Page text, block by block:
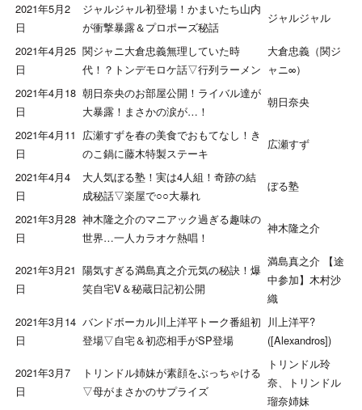
2021年5月2
日
ジャルジャル初登場！かまいたち山内
が衝撃暴露＆プロポーズ秘話
ジャルジャル
2021年4月25
日
関ジャニ大倉忠義無理していた時
代！？トンデモロケ話▽行列ラーメン
大倉忠義（関ジ
ャニ∞）
2021年4月18
日
朝日奈央のお部屋公開！ライバル達が
大暴露！まさかの涙が…！
朝日奈央
2021年4月11
日
広瀬すずを春の美食でおもてなし！き
のこ鍋に藤木特製ステーキ
広瀬すず
2021年4月4
日
大人気ぼる塾！実は4人組！奇跡の結
成秘話▽楽屋で○○大暴れ
ぼる塾
2021年3月28
日
神木隆之介のマニアック過ぎる趣味の
世界…一人カラオケ熱唱！
神木隆之介
2021年3月21
日
陽気すぎる満島真之介元気の秘訣！爆
笑自宅V＆秘蔵日記初公開
満島真之介 【途
中参加】木村沙
織
2021年3月14
日
バンドボーカル川上洋平トーク番組初
登場▽自宅＆初恋相手がSP登場
川上洋平?
([Alexandros])
2021年3月7
日
トリンドル姉妹が素顔をぶっちゃける
▽母がまさかのサプライズ
トリンドル玲
奈、トリンドル
瑠奈姉妹